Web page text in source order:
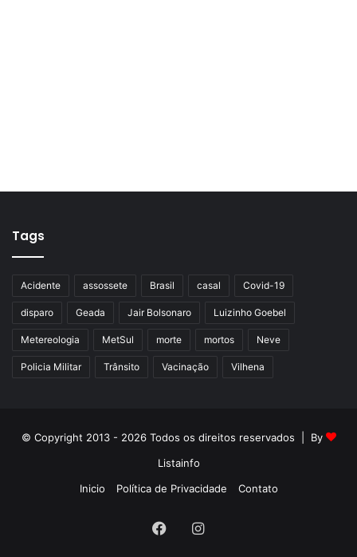
Tags
Acidente assossete Brasil casal Covid-19
disparo Geada Jair Bolsonaro Luizinho Goebel
Metereologia MetSul morte mortos Neve
Policia Militar Trânsito Vacinação Vilhena
© Copyright 2013 - 2026 Todos os direitos reservados | By
Listainfo
Inicio
Política de Privacidade Contato
FacebookInstagram